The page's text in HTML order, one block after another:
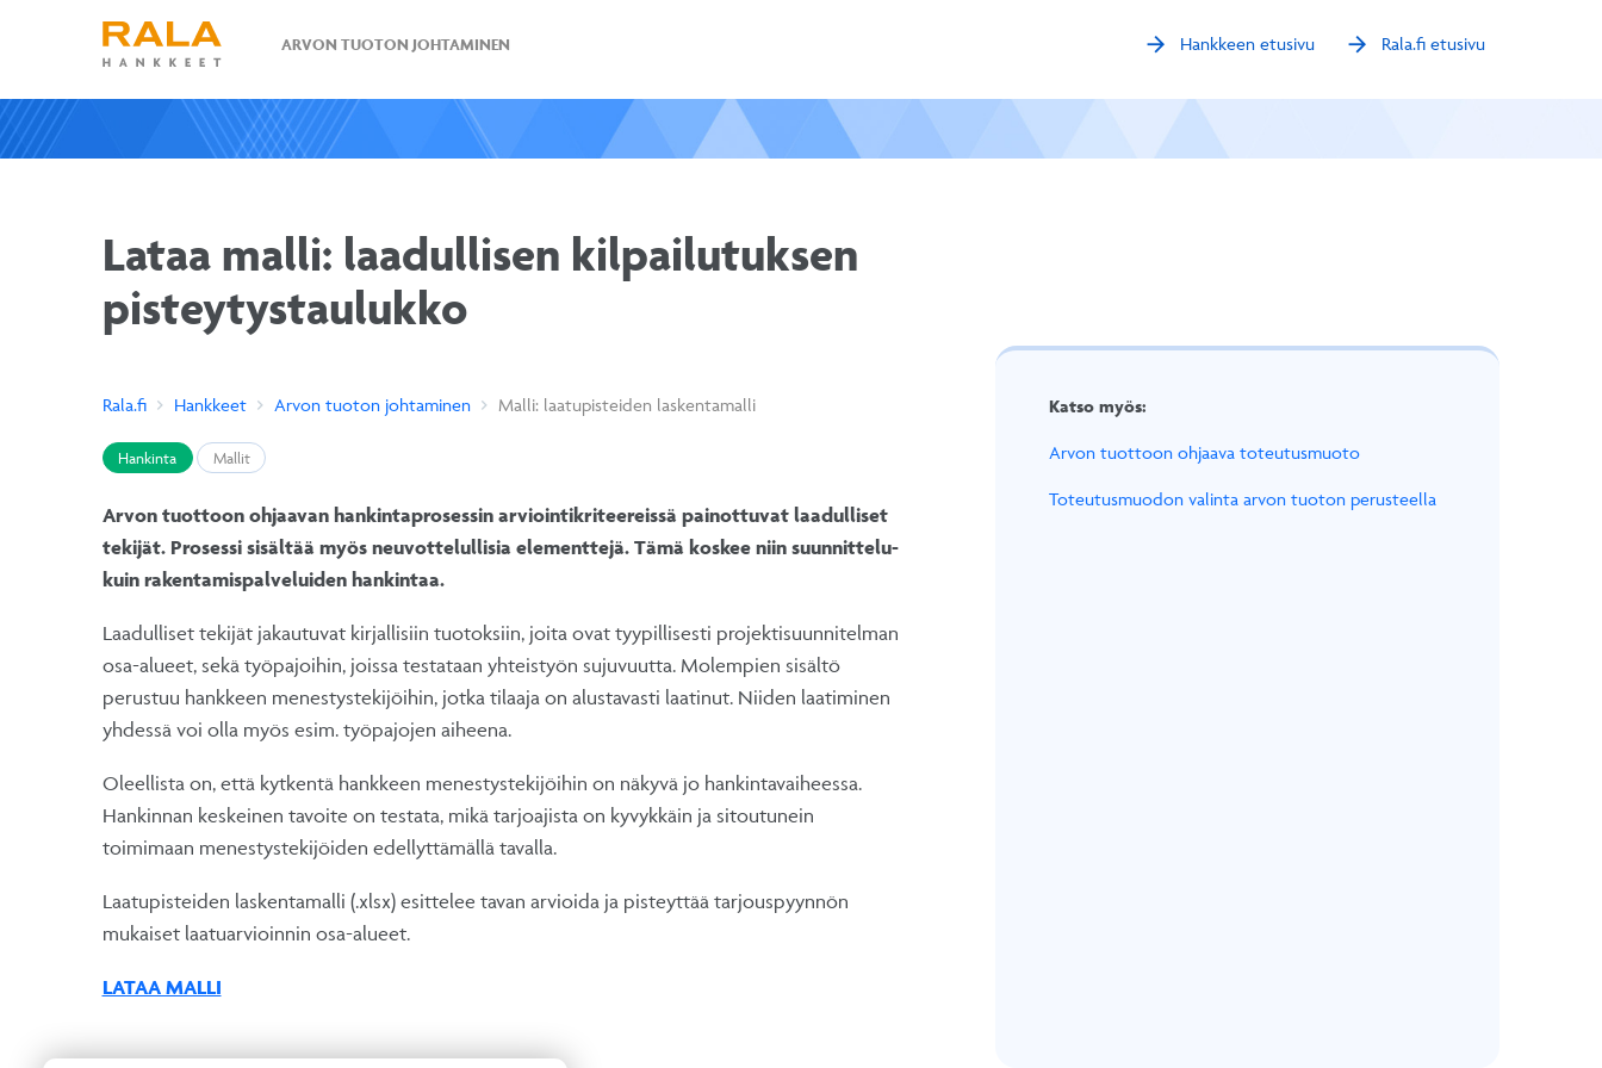
ARVON TUOTON JOHTAMINEN arrow_forward Hankkeen etusivu arrow_forward Rala.fi etusivu
Lataa malli: laadullisen kilpailutuksen
pisteytystaulukko
Rala.fi Hankkeet Arvon tuoton johtaminen Malli: laatupisteiden laskentamalli
Hankinta Mallit
Arvon tuottoon ohjaavan hankintaprosessin arviointikriteereissä painottuvat laadulliset
tekijät. Prosessi sisältää myös neuvottelullisia elementtejä. Tämä koskee niin suunnittelu-
kuin rakentamispalveluiden hankintaa.
Laadulliset tekijät jakautuvat kirjallisiin tuotoksiin, joita ovat tyypillisesti projektisuunnitelman
osa-alueet, sekä työpajoihin, joissa testataan yhteistyön sujuvuutta. Molempien sisältö
perustuu hankkeen menestystekijöihin, jotka tilaaja on alustavasti laatinut. Niiden laatiminen
yhdessä voi olla myös esim. työpajojen aiheena.
Oleellista on, että kytkentä hankkeen menestystekijöihin on näkyvä jo hankintavaiheessa.
Hankinnan keskeinen tavoite on testata, mikä tarjoajista on kyvykkäin ja sitoutunein
toimimaan menestystekijöiden edellyttämällä tavalla.
Laatupisteiden laskentamalli (.xlsx) esittelee tavan arvioida ja pisteyttää tarjouspyynnön
mukaiset laatuarvioinnin osa-alueet.
LATAA MALLI
Katso myös:
Arvon tuottoon ohjaava toteutusmuoto
Toteutusmuodon valinta arvon tuoton perusteella